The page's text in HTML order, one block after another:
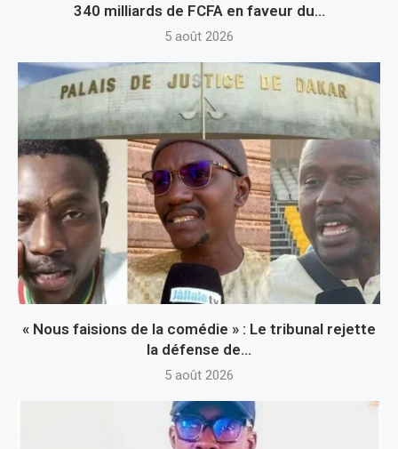
340 milliards de FCFA en faveur du...
5 août 2026
« Nous faisions de la comédie » : Le tribunal rejette
la défense de...
5 août 2026